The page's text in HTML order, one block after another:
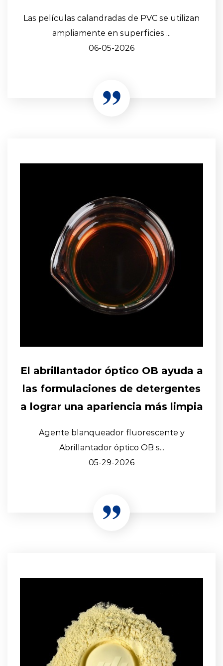
Las películas calandradas de PVC se utilizan
ampliamente en superficies ...
06-05-2026
El abrillantador óptico OB ayuda a
las formulaciones de detergentes
a lograr una apariencia más limpia
Agente blanqueador fluorescente y
Abrillantador óptico OB s...
05-29-2026